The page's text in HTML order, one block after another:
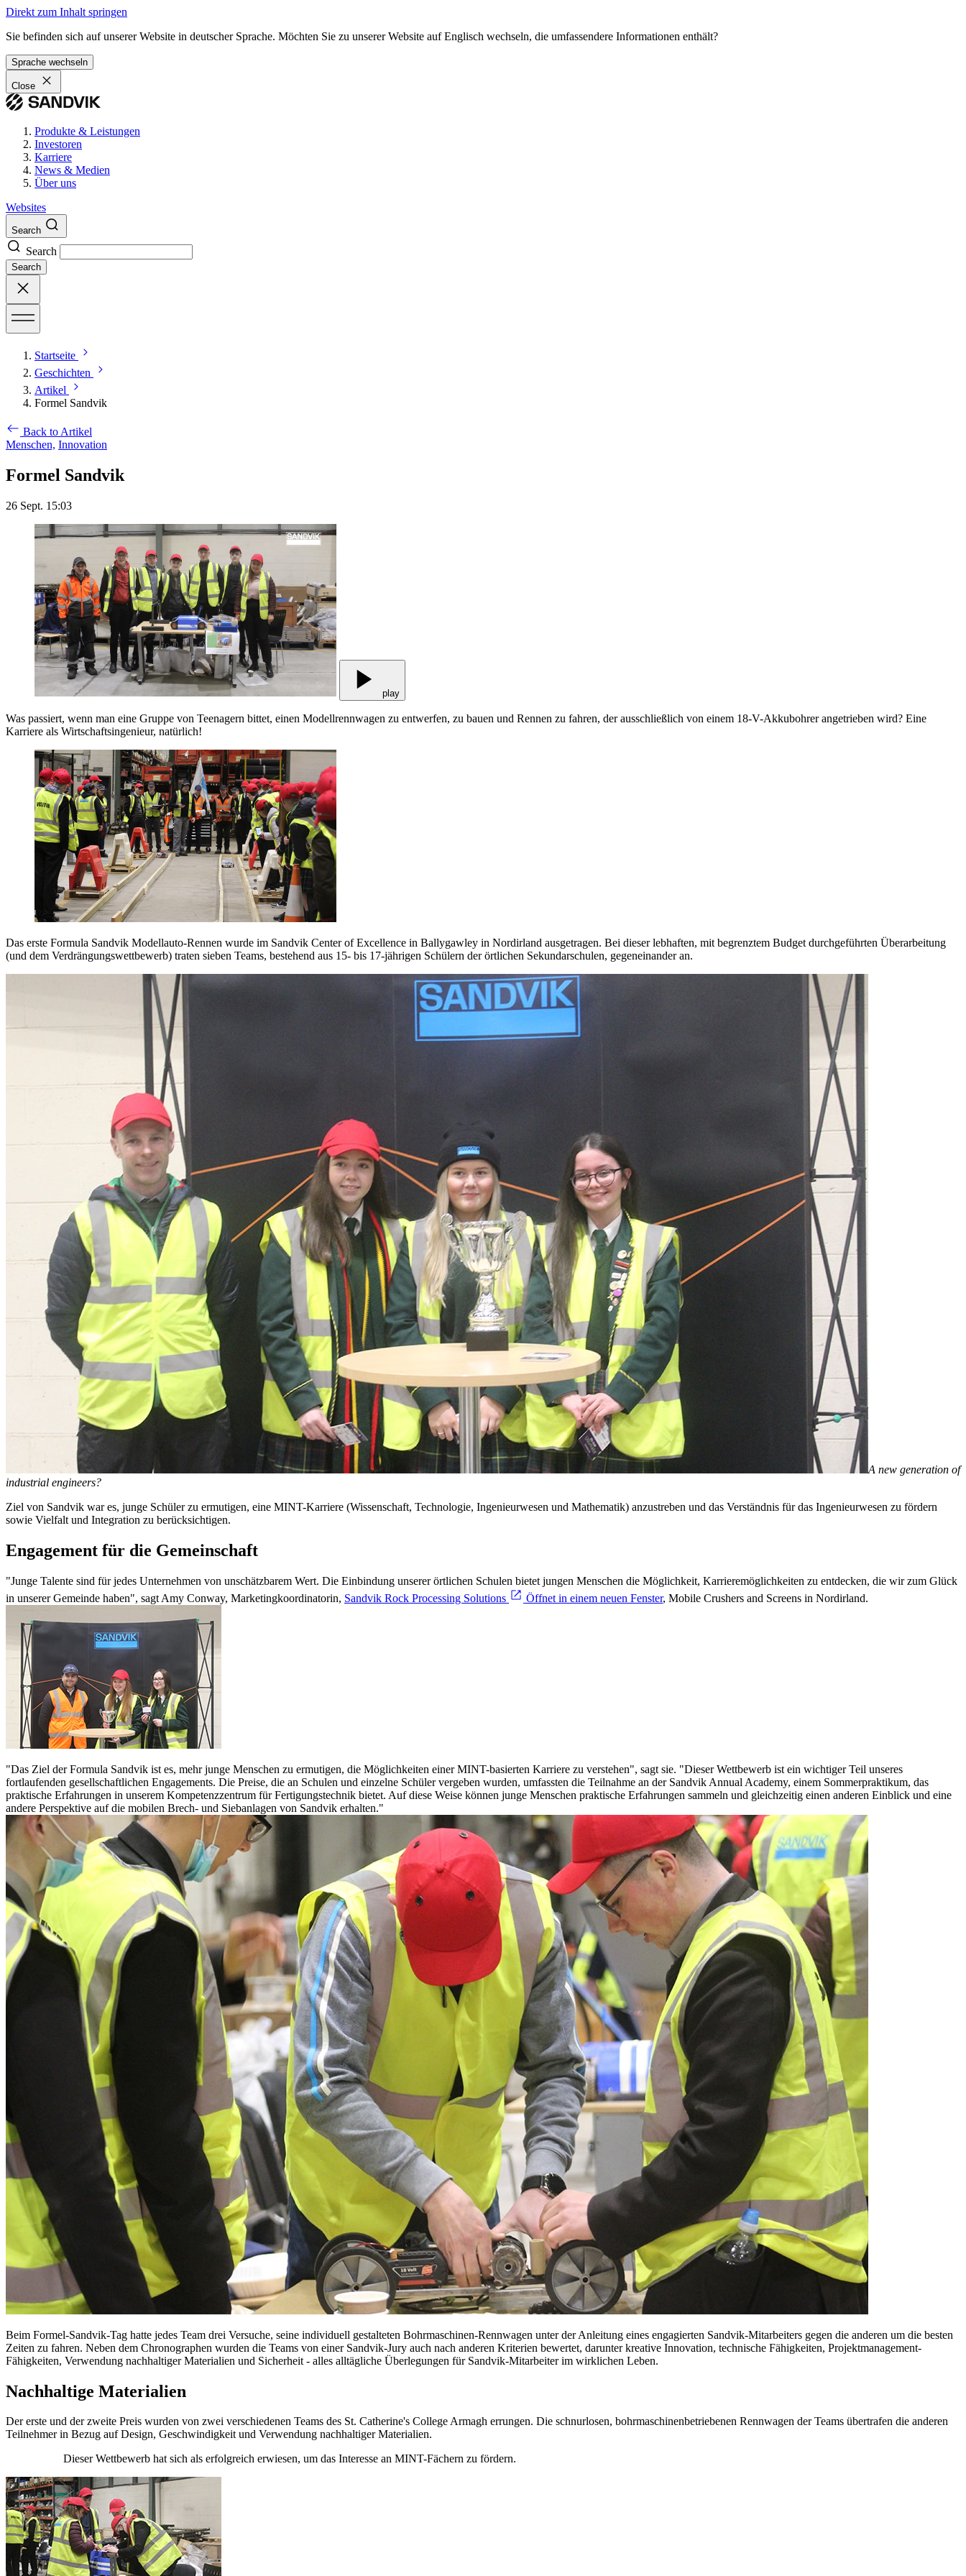
Direkt zum Inhalt springen
Sie befinden sich auf unserer Website in deutscher Sprache. Möchten Sie zu unserer Website auf Englisch wechseln, die umfassendere Informationen enthält?
Sprache wechseln
Close
Produkte & Leistungen
Investoren
Karriere
News & Medien
Über uns
Websites
Search
Search
Search
Startseite
Geschichten
Artikel
Formel Sandvik
Back to Artikel
Menschen, Innovation
Formel Sandvik
26 Sept. 15:03
play
Was passiert, wenn man eine Gruppe von Teenagern bittet, einen Modellrennwagen zu entwerfen, zu bauen und Rennen zu fahren, der ausschließlich von einem 18-V-Akkubohrer angetrieben wird? Eine
Karriere als Wirtschaftsingenieur, natürlich!
Das erste Formula Sandvik Modellauto-Rennen wurde im Sandvik Center of Excellence in Ballygawley in Nordirland ausgetragen. Bei dieser lebhaften, mit begrenztem Budget durchgeführten Überarbeitung
(und dem Verdrängungswettbewerb) traten sieben Teams, bestehend aus 15- bis 17-jährigen Schülern der örtlichen Sekundarschulen, gegeneinander an.
A new generation of
industrial engineers?
Ziel von Sandvik war es, junge Schüler zu ermutigen, eine MINT-Karriere (Wissenschaft, Technologie, Ingenieurwesen und Mathematik) anzustreben und das Verständnis für das Ingenieurwesen zu fördern
sowie Vielfalt und Integration zu berücksichtigen.
Engagement für die Gemeinschaft
"Junge Talente sind für jedes Unternehmen von unschätzbarem Wert. Die Einbindung unserer örtlichen Schulen bietet jungen Menschen die Möglichkeit, Karrieremöglichkeiten zu entdecken, die wir zum Glück
in unserer Gemeinde haben", sagt Amy Conway, Marketingkoordinatorin, Sandvik Rock Processing Solutions Öffnet in einem neuen Fenster, Mobile Crushers and Screens in Nordirland.
"Das Ziel der Formula Sandvik ist es, mehr junge Menschen zu ermutigen, die Möglichkeiten einer MINT-basierten Karriere zu verstehen", sagt sie. "Dieser Wettbewerb ist ein wichtiger Teil unseres
fortlaufenden gesellschaftlichen Engagements. Die Preise, die an Schulen und einzelne Schüler vergeben wurden, umfassten die Teilnahme an der Sandvik Annual Academy, einem Sommerpraktikum, das
praktische Erfahrungen in unserem Kompetenzzentrum für Fertigungstechnik bietet. Auf diese Weise können junge Menschen praktische Erfahrungen sammeln und gleichzeitig einen anderen Einblick und eine
andere Perspektive auf die mobilen Brech- und Siebanlagen von Sandvik erhalten."
Beim Formel-Sandvik-Tag hatte jedes Team drei Versuche, seine individuell gestalteten Bohrmaschinen-Rennwagen unter der Anleitung eines engagierten Sandvik-Mitarbeiters gegen die anderen um die besten
Zeiten zu fahren. Neben dem Chronographen wurden die Teams von einer Sandvik-Jury auch nach anderen Kriterien bewertet, darunter kreative Innovation, technische Fähigkeiten, Projektmanagement-
Fähigkeiten, Verwendung nachhaltiger Materialien und Sicherheit - alles alltägliche Überlegungen für Sandvik-Mitarbeiter im wirklichen Leben.
Nachhaltige Materialien
Der erste und der zweite Preis wurden von zwei verschiedenen Teams des St. Catherine's College Armagh errungen. Die schnurlosen, bohrmaschinenbetriebenen Rennwagen der Teams übertrafen die anderen
Teilnehmer in Bezug auf Design, Geschwindigkeit und Verwendung nachhaltiger Materialien.
Dieser Wettbewerb hat sich als erfolgreich erwiesen, um das Interesse an MINT-Fächern zu fördern.